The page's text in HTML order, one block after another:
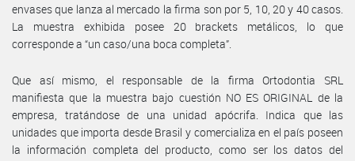
envases que lanza al mercado la firma son por 5, 10, 20 y 40 casos.
La muestra exhibida posee 20 brackets metálicos, lo que
corresponde a “un caso/una boca completa”.
Que así mismo, el responsable de la firma Ortodontia SRL
manifiesta que la muestra bajo cuestión NO ES ORIGINAL de la
empresa, tratándose de una unidad apócrifa. Indica que las
unidades que importa desde Brasil y comercializa en el país poseen
la información completa del producto, como ser los datos del